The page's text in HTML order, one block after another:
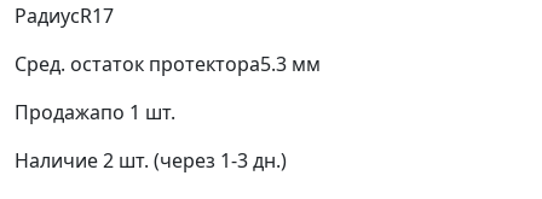
РадиусR17
Сред. остаток протектора5.3 мм
Продажапо 1 шт.
Наличие2 шт. (через 1-3 дн.)